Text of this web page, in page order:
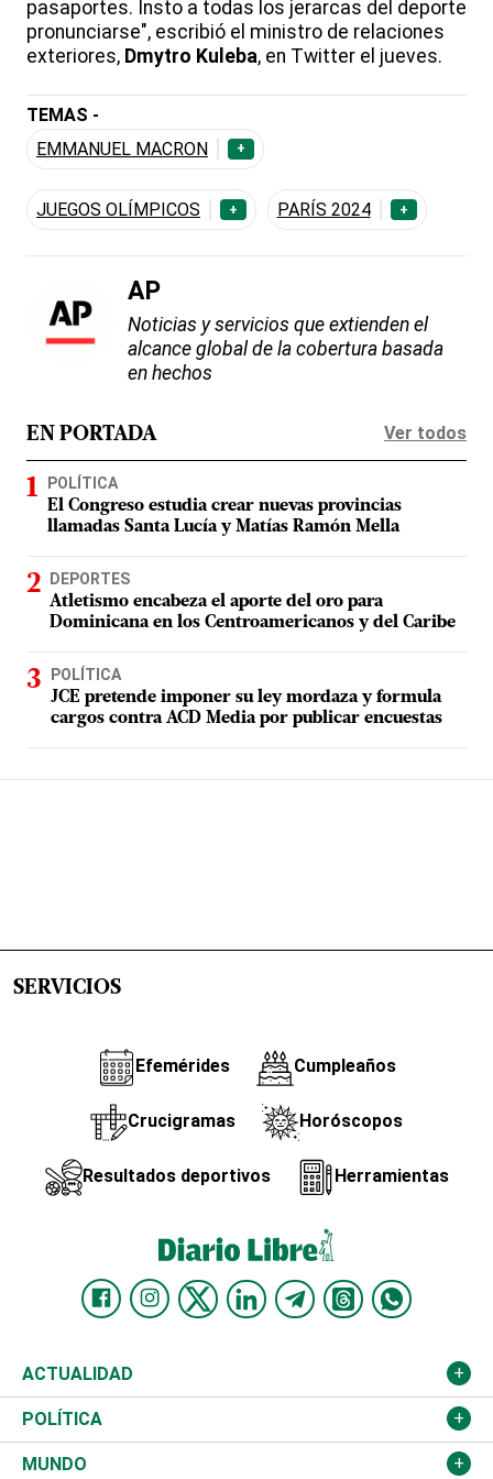
pasaportes. Insto a todas los jerarcas del deporte
pronunciarse", escribió el ministro de relaciones
exteriores, Dmytro Kuleba, en Twitter el jueves.
TEMAS -
EMMANUEL MACRON
+
JUEGOS OLÍMPICOS + PARÍS 2024 +
AP
Noticias y servicios que extienden el
alcance global de la cobertura basada
en hechos
EN PORTADA Ver todos
POLÍTICA
El Congreso estudia crear nuevas provincias
llamadas Santa Lucía y Matías Ramón Mella
DEPORTES
Atletismo encabeza el aporte del oro para
Dominicana en los Centroamericanos y del Caribe
POLÍTICA
JCE pretende imponer su ley mordaza y formula
cargos contra ACD Media por publicar encuestas
SERVICIOS
Efemérides Cumpleaños
Crucigramas Horóscopos
Resultados deportivos Herramientas
ACTUALIDAD
Nacional
Ciudad
POLÍTICA
Partidos
MUNDO